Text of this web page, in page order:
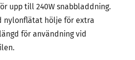
upp till 240W snabbladdning.
nylonflätat hölje för extra
för användning vid